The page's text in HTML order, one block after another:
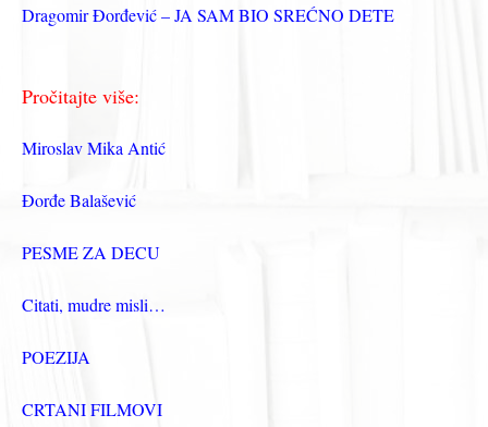
Dragomir Đorđević – JA SAM BIO SREĆNO DETE
Pročitajte više:
Miroslav Mika Antić
Đorđe Balašević
PESME ZA DECU
Citati, mudre misli…
POEZIJA
CRTANI FILMOVI